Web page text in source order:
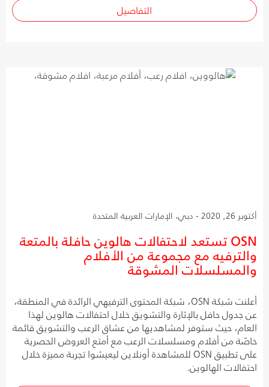
التفاصيل
أكتوبر 26, 2020 - دبي، الإمارات العربية المتحدة
OSN تستعد لاحتفالات هالوين حافلة بالمتعة
والترفيه مع مجموعة من الأفلام
والمسلسلات المشوقة
أعلنت شبكة OSN، شبكة المحتوى الترفيهي الرائدة في المنطقة،
عن جدول حافل بالإثارة والتشويق خلال احتفالات هالوين لهذا
العام، حيث ستوفر لمشاهديها من عشاق الرعب والتشويق قائمة
خاصّة من أفلام ومسلسلات الرعب مع أمتع العروض الحصرية
على تطبيق OSN للمشاهدة أونلاين ليعيشوا تجربة مميزة خلال
احتفالات الهالوين.